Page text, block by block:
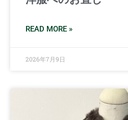
READ MORE »
2026年7月9日